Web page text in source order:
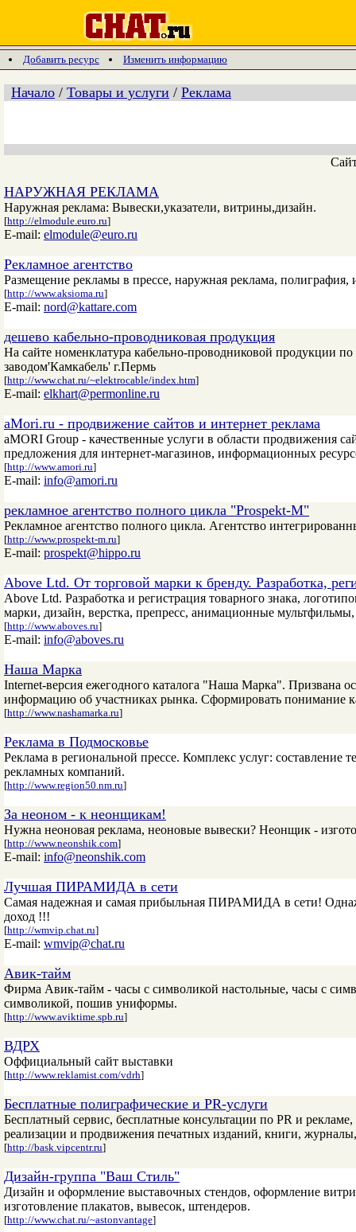
Добавить ресурс Изменить информацию
Начало / Товары и услуги / Реклама
НАРУЖНАЯ РЕКЛАМА
Наружная реклама: Вывески,указатели, витрины,дизайн.
[http://elmodule.euro.ru]
E-mail: elmodule@euro.ru
Рекламное агентство
Размещение рекламы в прессе, наружная реклама, полиграфия,
[http://www.aksioma.ru]
E-mail: nord@kattare.com
дешево кабельно-проводниковая продукция
На сайте номенклатура кабельно-проводниковой продукции
заводом'Камкабель' г.Пермь
[http://www.chat.ru/~elektrocable/index.htm]
E-mail: elkhart@permonline.ru
aMori.ru - продвижение сайтов и интернет реклама
aMORI Group - качественные услуги в области продвижения
предложения для интернет-магазинов, информационных
[http://www.amori.ru]
E-mail: info@amori.ru
рекламное агентство полного цикла "Prospekt-M"
Рекламное агентство полного цикла. Агентство
[http://www.prospekt-m.ru]
E-mail: prospekt@hippo.ru
Above Ltd. От торговой марки к бренду. Разработка,
Above Ltd. Разработка и регистрация товарного знака,
марки, дизайн, верстка, препресс, анимационные
[http://www.aboves.ru]
E-mail: info@aboves.ru
Наша Марка
Internet-версия ежегодного каталога "Наша Марка". Призвана
информацию об участниках рынка. Сформировать понимание
[http://www.nashamarka.ru]
Реклама в Подмосковье
Реклама в региональной прессе. Комплекс услуг:
рекламных компаний.
[http://www.region50.nm.ru]
За неоном - к неонщикам!
Нужна неоновая реклама, неоновые вывески? Неонщик -
[http://www.neonshik.com]
E-mail: info@neonshik.com
Лучшая ПИРАМИДА в сети
Самая надежная и самая прибыльная ПИРАМИДА в сети!
доход !!!
[http://wmvip.chat.ru]
E-mail: wmvip@chat.ru
Авик-тайм
Фирма Авик-тайм - часы с символикой настольные, часы с
символикой, пошив униформы.
[http://www.aviktime.spb.ru]
ВДРХ
Оффициальный сайт выставки
[http://www.reklamist.com/vdrh]
Бесплатные полиграфические и PR-услуги
Бесплатный сервис, бесплатные консультации по PR и
реализации и продвижения печатных изданий, книги,
[http://bask.vipcentr.ru]
Дизайн-группа "Ваш Стиль"
Дизайн и оформление выставочных стендов, оформление
изготовление плакатов, вывесок, штендеров.
[http://www.chat.ru/~astonvantage]